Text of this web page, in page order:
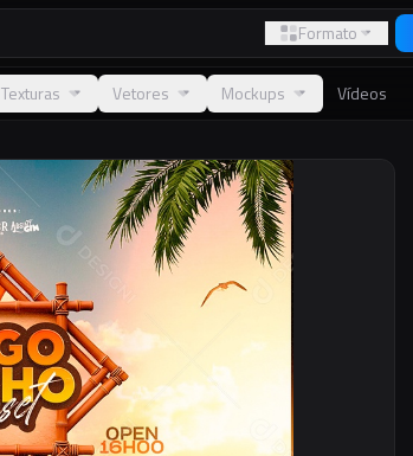
Formato
Texturas Vetores Mockups Vídeos